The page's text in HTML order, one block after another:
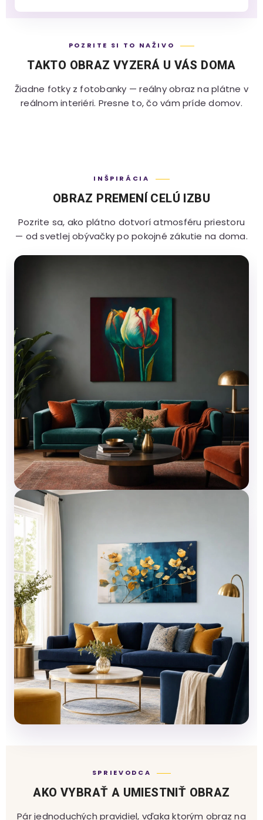
POZRITE SI TO NAŽIVO
TAKTO OBRAZ VYZERÁ U VÁS DOMA
Žiadne fotky z fotobanky — reálny obraz na plátne v
reálnom interiéri. Presne to, čo vám príde domov.
INŠPIRÁCIA
OBRAZ PREMENÍ CELÚ IZBU
Pozrite sa, ako plátno dotvorí atmosféru priestoru
— od svetlej obývačky po pokojné zákutie na doma.
SPRIEVODCA
AKO VYBRAŤ A UMIESTNIŤ OBRAZ
Pár jednoduchých pravidiel, vďaka ktorým obraz na